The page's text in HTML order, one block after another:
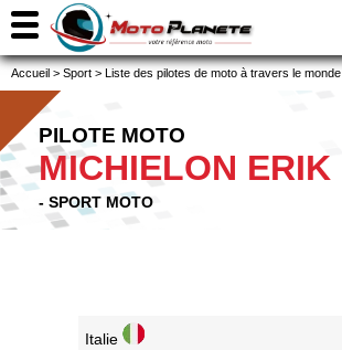
Accueil > Sport > Liste des pilotes de moto à travers le monde
PILOTE MOTO
MICHIELON ERIK
- SPORT MOTO
Italie